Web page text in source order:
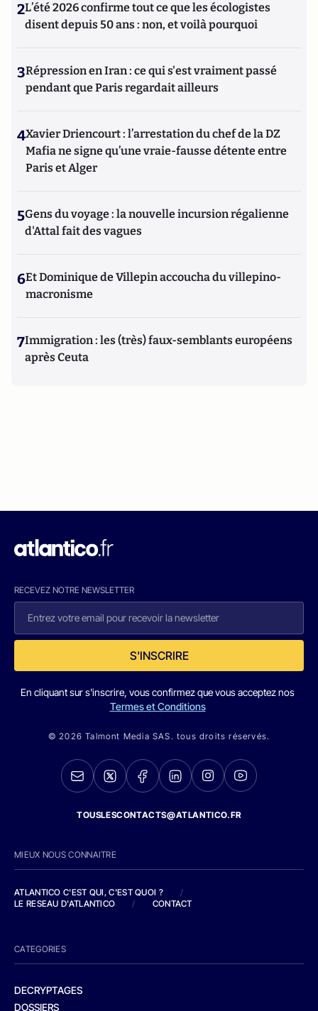
2L’été 2026 confirme tout ce que les écologistes
disent depuis 50 ans : non, et voilà pourquoi
3Répression en Iran : ce qui s'est vraiment passé
pendant que Paris regardait ailleurs
4Xavier Driencourt : l’arrestation du chef de la DZ
Mafia ne signe qu’une vraie-fausse détente entre
Paris et Alger
5Gens du voyage : la nouvelle incursion régalienne
d'Attal fait des vagues
6Et Dominique de Villepin accoucha du villepino-
macronisme
7Immigration : les (très) faux-semblants européens
après Ceuta
RECEVEZ NOTRE NEWSLETTER
S'INSCRIRE
En cliquant sur s'inscrire, vous confirmez que vous acceptez nos
Termes et Conditions
© 2026 Talmont Media SAS. tous droits réservés.
TOUSLESCONTACTS@ATLANTICO.FR
MIEUX NOUS CONNAITRE
ATLANTICO C'EST QUI, C'EST QUOI ?
/
LE RESEAU D'ATLANTICO
/ CONTACT
CATEGORIES
DECRYPTAGES
DOSSIERS